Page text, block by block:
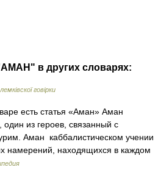
в других словарях:
говірки
есть статья «Аман» Аман
один из героев, связанный с
Аман каббалистическом учении
намерений, находящихся в каждом